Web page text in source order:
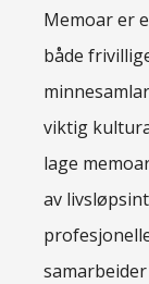
Memoar er
både
viktig
lage
av